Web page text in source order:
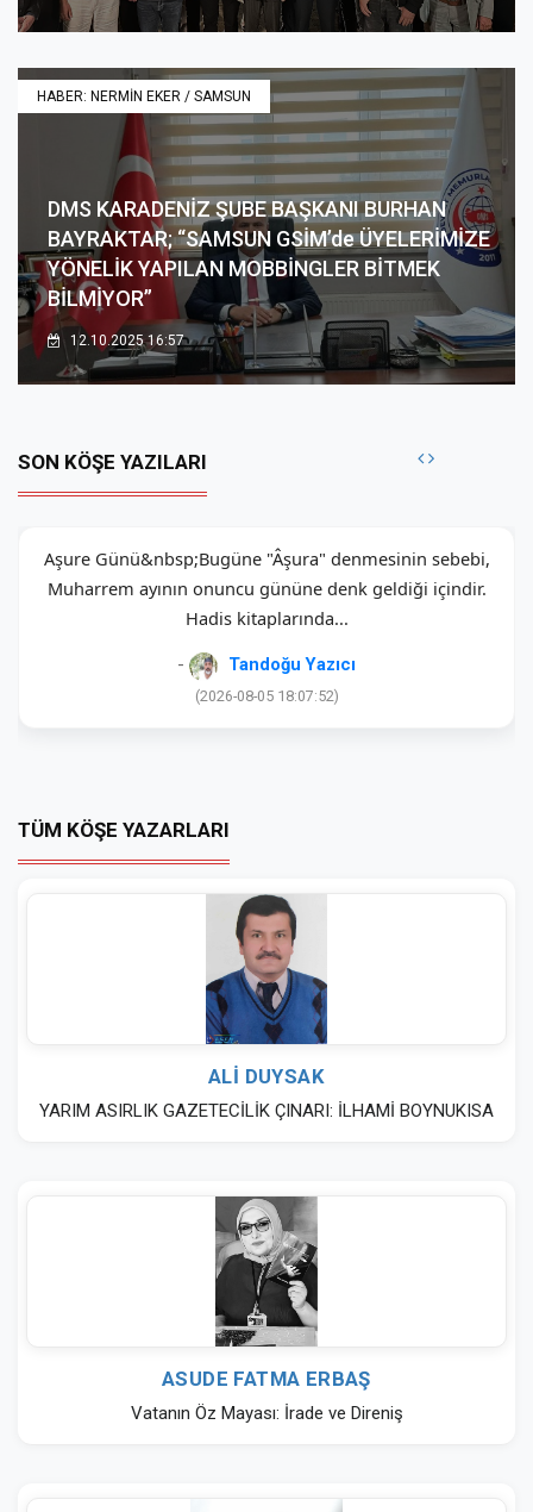
HABER: NERMİN EKER / SAMSUN
DMS KARADENİZ ŞUBE BAŞKANI BURHAN
BAYRAKTAR; “SAMSUN GSİM’de ÜYELERİMİZE
YÖNELİK YAPILAN MOBBİNGLER BİTMEK
BİLMİYOR”
12.10.2025 16:57
SON KÖŞE YAZILARI
Aşure Günü&nbsp;Bugüne "Âşura" denmesinin sebebi,
Muharrem ayının onuncu gününe denk geldiği içindir.
Hadis kitaplarında...
- Tandoğu Yazıcı
(2026-08-05 18:07:52)
TÜM KÖŞE YAZARLARI
ALİ DUYSAK
YARIM ASIRLIK GAZETECİLİK ÇINARI: İLHAMİ BOYNUKISA
ASUDE FATMA ERBAŞ
Vatanın Öz Mayası: İrade ve Direniş